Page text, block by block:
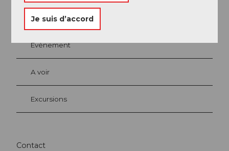
A proximité
Evénement
A voir
Excursions
Contact
Je suis d’accord